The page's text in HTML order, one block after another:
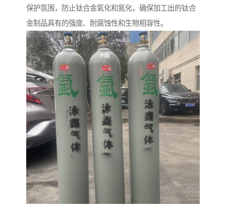
保护氛围，防止钛合金氧化和氮化，确保加工出的钛合
金制品具有的强度、耐腐蚀性和生物相容性。​